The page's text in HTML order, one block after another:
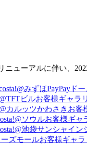
ニューアルに伴い、
みずほPayPayド
ビルお客様ギャラ
カルッツかわさきお
ソウルお客様ギャ
池袋サンシャイ
ズモールお客様ギャ